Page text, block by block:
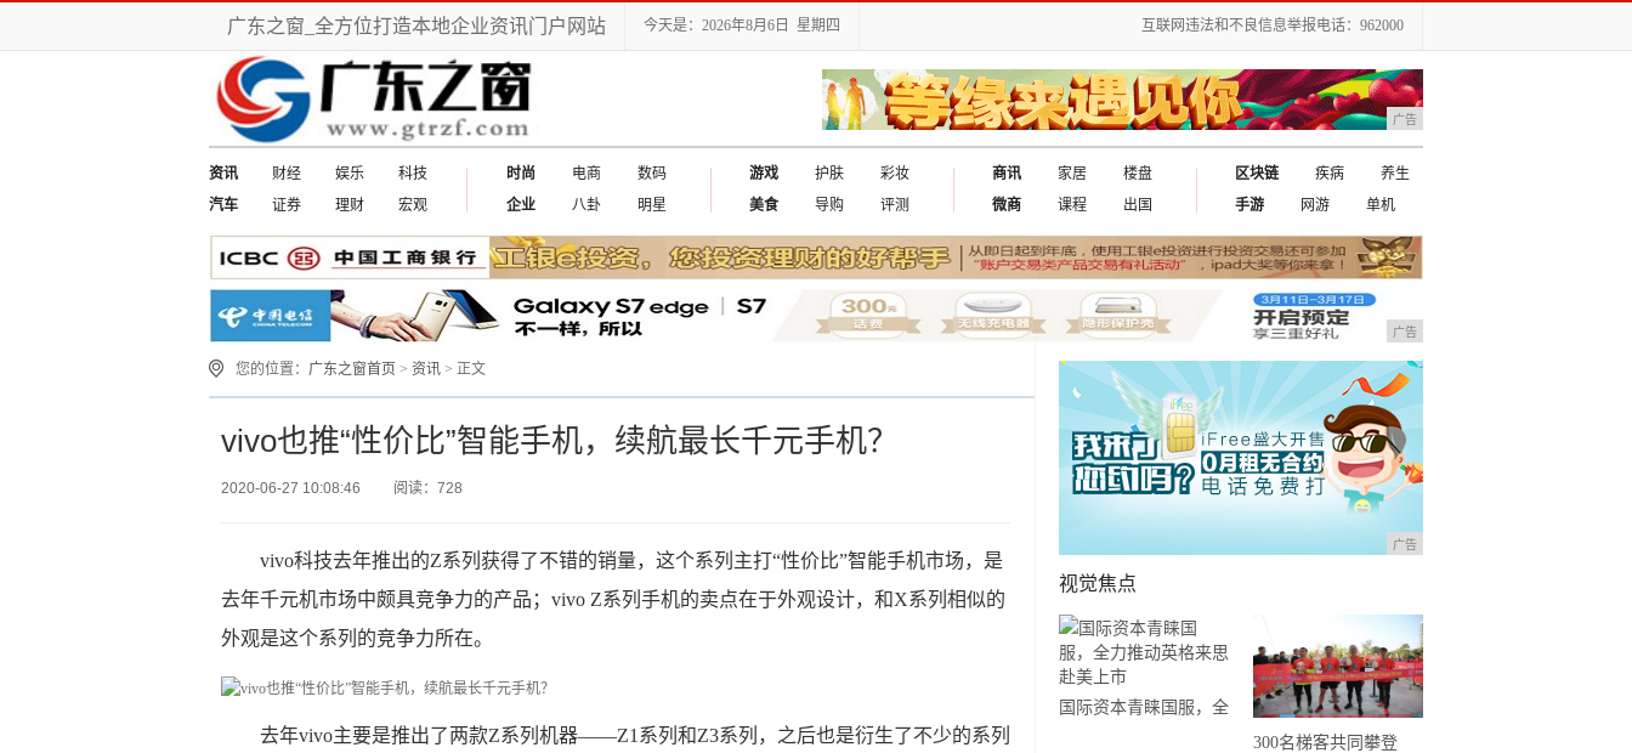
广东之窗_全方位打造本地企业资讯门户网站 今天是：2026年8月6日 星期四 互联网违法和不良信息举报电话：962000
广告
资讯 财经 娱乐
科技
汽车
证券 理财 宏观
时尚 电商
数码
企业
八卦 明星
游戏 护肤
彩妆
美食
导购 评测
商讯 家居
楼盘
微商
课程 出国
区块链 疾病
养生
手游
网游 单机
广告
您的位置： 广东之窗首页 > 资讯 > 正文
vivo也推“性价比”智能手机，续航最长千元手机？
2020-06-27 10:08:46 阅读：728
vivo科技去年推出的Z系列获得了不错的销量，这个系列主打“性价比”智能手机市场，是
去年千元机市场中颇具竞争力的产品；vivo Z系列手机的卖点在于外观设计，和X系列相似的
外观是这个系列的竞争力所在。
去年vivo主要是推出了两款Z系列机器——Z1系列和Z3系列，之后也是衍生了不少的系列
广告
视觉焦点
国际资本青睐国服，全
300名梯客共同攀登